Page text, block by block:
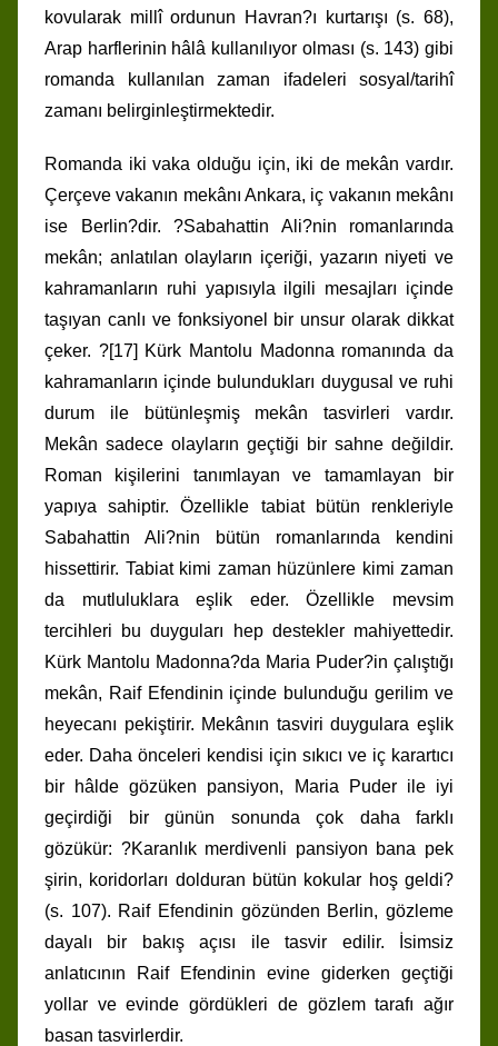
kovularak millî ordunun Havran?ı kurtarışı (s. 68),
Arap harflerinin hâlâ kullanılıyor olması (s. 143) gibi
romanda kullanılan zaman ifadeleri sosyal/tarihî
zamanı belirginleştirmektedir.
Romanda iki vaka olduğu için, iki de mekân vardır.
Çerçeve vakanın mekânı Ankara, iç vakanın mekânı
ise Berlin?dir. ?Sabahattin Ali?nin romanlarında
mekân; anlatılan olayların içeriği, yazarın niyeti ve
kahramanların ruhi yapısıyla ilgili mesajları içinde
taşıyan canlı ve fonksiyonel bir unsur olarak dikkat
çeker. ?[17] Kürk Mantolu Madonna romanında da
kahramanların içinde bulundukları duygusal ve ruhi
durum ile bütünleşmiş mekân tasvirleri vardır.
Mekân sadece olayların geçtiği bir sahne değildir.
Roman kişilerini tanımlayan ve tamamlayan bir
yapıya sahiptir. Özellikle tabiat bütün renkleriyle
Sabahattin Ali?nin bütün romanlarında kendini
hissettirir. Tabiat kimi zaman hüzünlere kimi zaman
da mutluluklara eşlik eder. Özellikle mevsim
tercihleri bu duyguları hep destekler mahiyettedir.
Kürk Mantolu Madonna?da Maria Puder?in çalıştığı
mekân, Raif Efendinin içinde bulunduğu gerilim ve
heyecanı pekiştirir. Mekânın tasviri duygulara eşlik
eder. Daha önceleri kendisi için sıkıcı ve iç karartıcı
bir hâlde gözüken pansiyon, Maria Puder ile iyi
geçirdiği bir günün sonunda çok daha farklı
gözükür: ?Karanlık merdivenli pansiyon bana pek
şirin, koridorları dolduran bütün kokular hoş geldi?
(s. 107). Raif Efendinin gözünden Berlin, gözleme
dayalı bir bakış açısı ile tasvir edilir. İsimsiz
anlatıcının Raif Efendinin evine giderken geçtiği
yollar ve evinde gördükleri de gözlem tarafı ağır
basan tasvirlerdir.